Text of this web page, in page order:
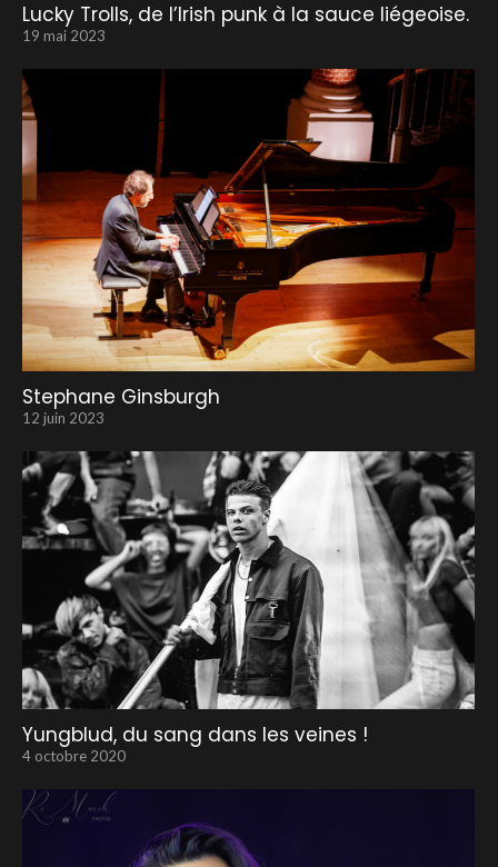
Lucky Trolls, de l’Irish punk à la sauce liégeoise.
19 mai 2023
Stephane Ginsburgh
12 juin 2023
Yungblud, du sang dans les veines !
4 octobre 2020